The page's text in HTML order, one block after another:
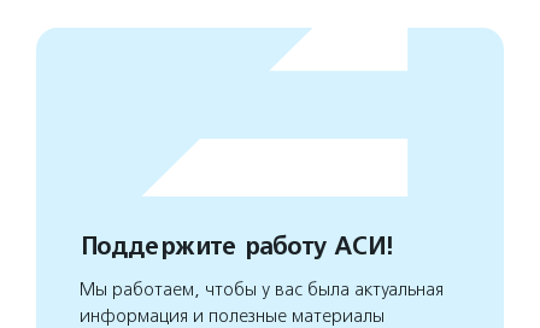
Поддержите работу АСИ!
Мы работаем, чтобы у вас была актуальная
информация и полезные материалы